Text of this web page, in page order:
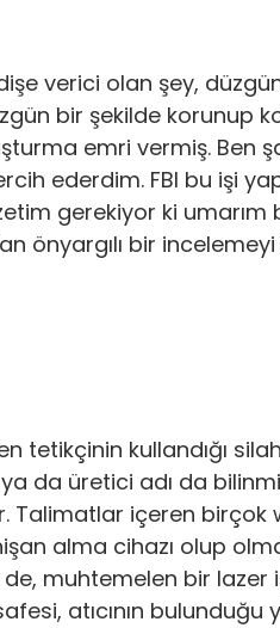
verici olan şey,
bir şekilde korunup
emri vermiş. Ben
ederdim. FBI bu işi
gerekiyor ki umarım
önyargılı bir
tetikçinin kullandığı
da üretici adı da
Talimatlar içeren birçok
alma cihazı olup
muhtemelen bir lazer
atıcının